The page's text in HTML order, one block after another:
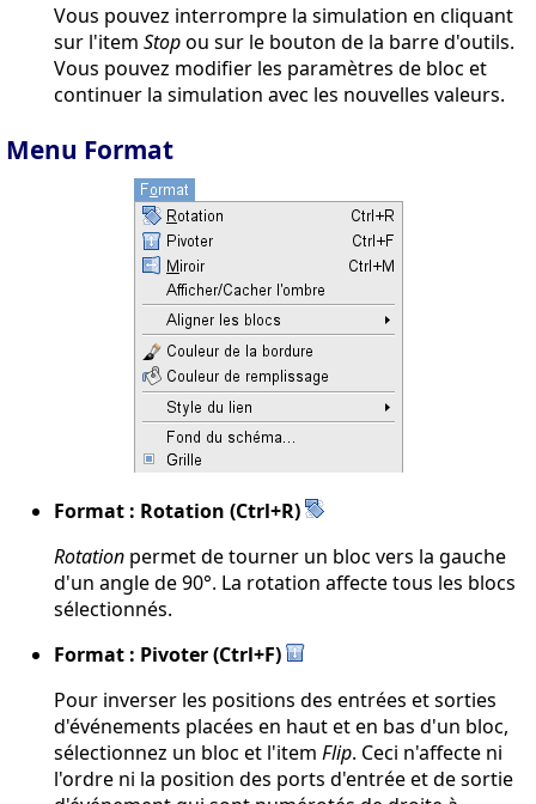
Vous pouvez interrompre la simulation en cliquant
sur l'item Stopou sur le bouton de la barre d'outils.
Vous pouvez modifier les paramètres de bloc et
continuer la simulation avec les nouvelles valeurs.
Menu Format
Format : Rotation (Ctrl+R)
Rotation permet de tourner un bloc vers la gauche
d'un angle de 90°. La rotation affecte tous les blocs
sélectionnés.
Format : Pivoter (Ctrl+F)
Pour inverser les positions des entrées et sorties
d'événements placées en haut et en bas d'un bloc,
sélectionnez un bloc et l'item Flip. Ceci n'affecte ni
l'ordre ni la position des ports d'entrée et de sortie